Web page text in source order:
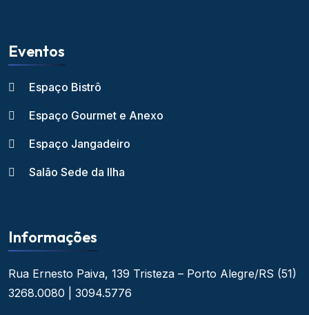
Eventos
Espaço Bistrô
Espaço Gourmet e Anexo
Espaço Jangadeiro
Salão Sede da Ilha
Informações
Rua Ernesto Paiva, 139 Tristeza – Porto Alegre/RS (51)
3268.0080 | 3094.5776